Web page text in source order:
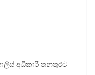
අධිකාරි තනතුරට